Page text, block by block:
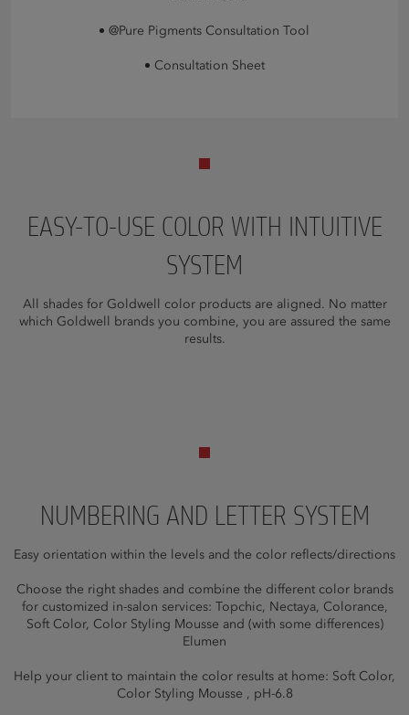
@Pure Pigments Consultation Tool
Consultation Sheet
EASY-TO-USE COLOR WITH INTUITIVE
SYSTEM
All shades for Goldwell color products are aligned. No matter
which Goldwell brands you combine, you are assured the same
results.
NUMBERING AND LETTER SYSTEM
Easy orientation within the levels and the color reflects/directions
Choose the right shades and combine the different color brands
for customized in-salon services: Topchic, Nectaya, Colorance,
Soft Color, Color Styling Mousse and (with some differences)
Elumen
Help your client to maintain the color results at home: Soft Color,
Color Styling Mousse , pH-6.8